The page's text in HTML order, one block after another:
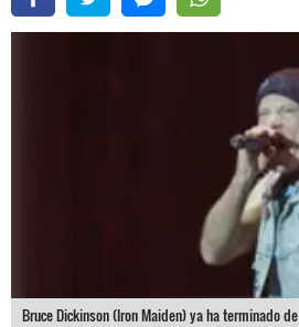
Bruce Dickinson (Iron Maiden) ya ha terminado